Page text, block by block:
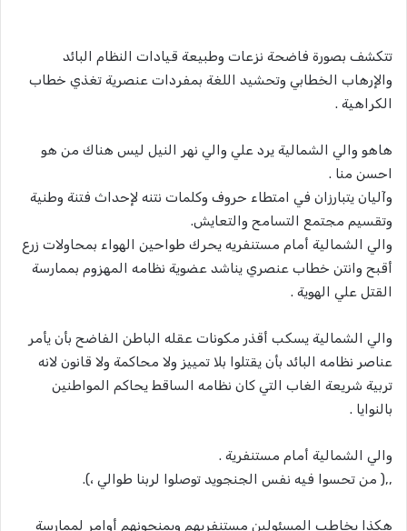
تتكشف بصورة فاضحة نزعات وطبيعة قيادات النظام البائد
والإرهاب الخطابي وتحشيد اللغة بمفردات عنصرية تغذي خطاب
الكراهية .
هاهو والي الشمالية يرد علي والي نهر النيل ليس هناك من هو
احسن منا .
وآليان يتبارزان في امتطاء حروف وكلمات نتنه لإحداث فتنة وطنية
وتقسيم مجتمع التسامح والتعايش.
والي الشمالية أمام مستنفريه يحرك طواحين الهواء بمحاولات زرع
أقبح وانتن خطاب عنصري يناشد عضوية نظامه المهزوم بممارسة
القتل علي الهوية .
والي الشمالية يسكب أقذر مكونات عقله الباطن الفاضح بأن يأمر
عناصر نظامه البائد بأن يقتلوا بلا تمييز ولا محاكمة ولا قانون لانه
تربية شريعة الغاب التي كان نظامه الساقط يحاكم المواطنين
بالنوايا .
والي الشمالية أمام مستنفرية .
,,( من تحسوا فيه نفس الجنجويد توصلوا لربنا طوالي ،).
هكذا يخاطب المسئولين مستنفريهم ويمنحونهم أوامر لممارسة